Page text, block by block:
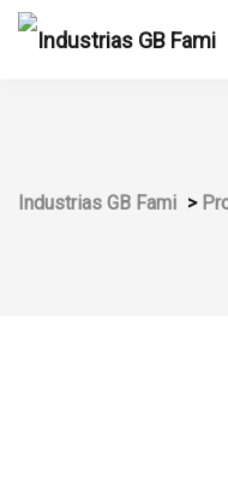
Industrias GB Fami >